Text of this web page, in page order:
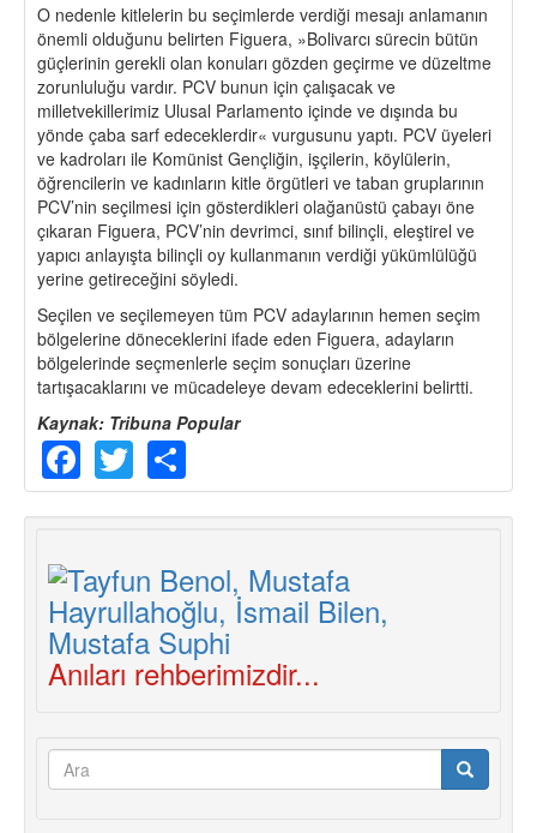
O nedenle kitlelerin bu seçimlerde verdiği mesajı anlamanın
önemli olduğunu belirten Figuera, »Bolivarcı sürecin bütün
güçlerinin gerekli olan konuları gözden geçirme ve düzeltme
zorunluluğu vardır. PCV bunun için çalışacak ve
milletvekillerimiz Ulusal Parlamento içinde ve dışında bu
yönde çaba sarf edeceklerdir« vurgusunu yaptı. PCV üyeleri
ve kadroları ile Komünist Gençliğin, işçilerin, köylülerin,
öğrencilerin ve kadınların kitle örgütleri ve taban gruplarının
PCV’nin seçilmesi için gösterdikleri olağanüstü çabayı öne
çıkaran Figuera, PCV’nin devrimci, sınıf bilinçli, eleştirel ve
yapıcı anlayışta bilinçli oy kullanmanın verdiği yükümlülüğü
yerine getireceğini söyledi.
Seçilen ve seçilemeyen tüm PCV adaylarının hemen seçim
bölgelerine döneceklerini ifade eden Figuera, adayların
bölgelerinde seçmenlerle seçim sonuçları üzerine
tartışacaklarını ve mücadeleye devam edeceklerini belirtti.
Kaynak: Tribuna Popular
Facebook
Twitter
Anıları rehberimizdir...
Arama